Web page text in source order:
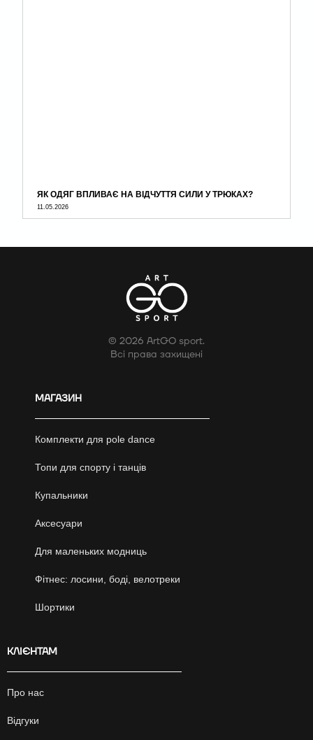
ЯК ОДЯГ ВПЛИВАЄ НА ВІДЧУТТЯ СИЛИ У ТРЮКАХ?
11.05.2026
© 2026 ArtGO sport.
Всі права захищені
МАГАЗИН
Комплекти для pole dance
Топи для спорту і танців
Купальники
Аксесуари
Для маленьких модниць
Фітнес: лосини, боді, велотреки
Шортики
КЛІЄНТАМ
Про нас
Відгуки